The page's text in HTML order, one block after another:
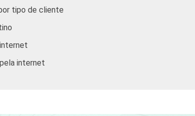
TV
com 10 funcionários ou mais, que
tipo de cliente
internet